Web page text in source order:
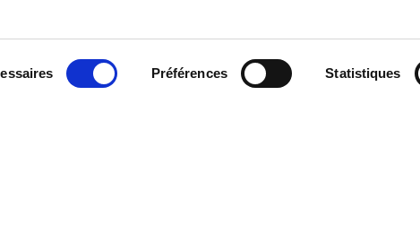
Préférences Statistiques
lettre d’information